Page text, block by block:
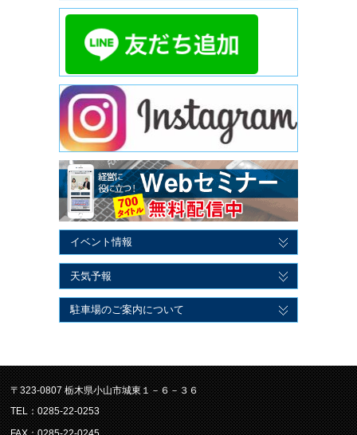
イベント情報
天気予報
駐車場のご案内について
〒323-0807 栃木県小山市城東１－６－３６
TEL：0285-22-0253